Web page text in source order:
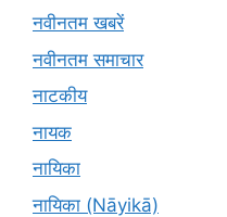
नवीनतम खबरें
नवीनतम समाचार
नाटकीय
नायक
नायिका
नायिका (Nāyikā)